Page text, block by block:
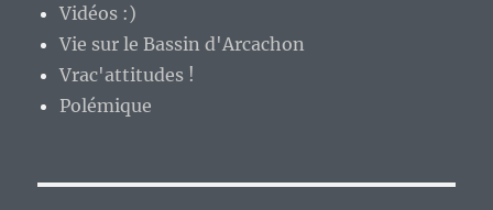
Vidéos :)
Vie sur le Bassin d'Arcachon
Vrac'attitudes !
Polémique